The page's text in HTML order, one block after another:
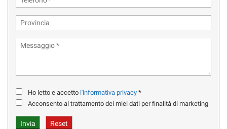
PER INFORMAZIONI CHIAMARE :
ALESSANDRO CELL. 351.55.74.117
VI PREGHIAMO DI ALLEGARE SEMPRE UN RECAPITO
TELEFONICO
VI RICONTATTERMO AL PIU' PRESTO.
Ho letto e accetto l'informativa privacy *
Acconsento al trattamento dei miei dati per finalità di marketing